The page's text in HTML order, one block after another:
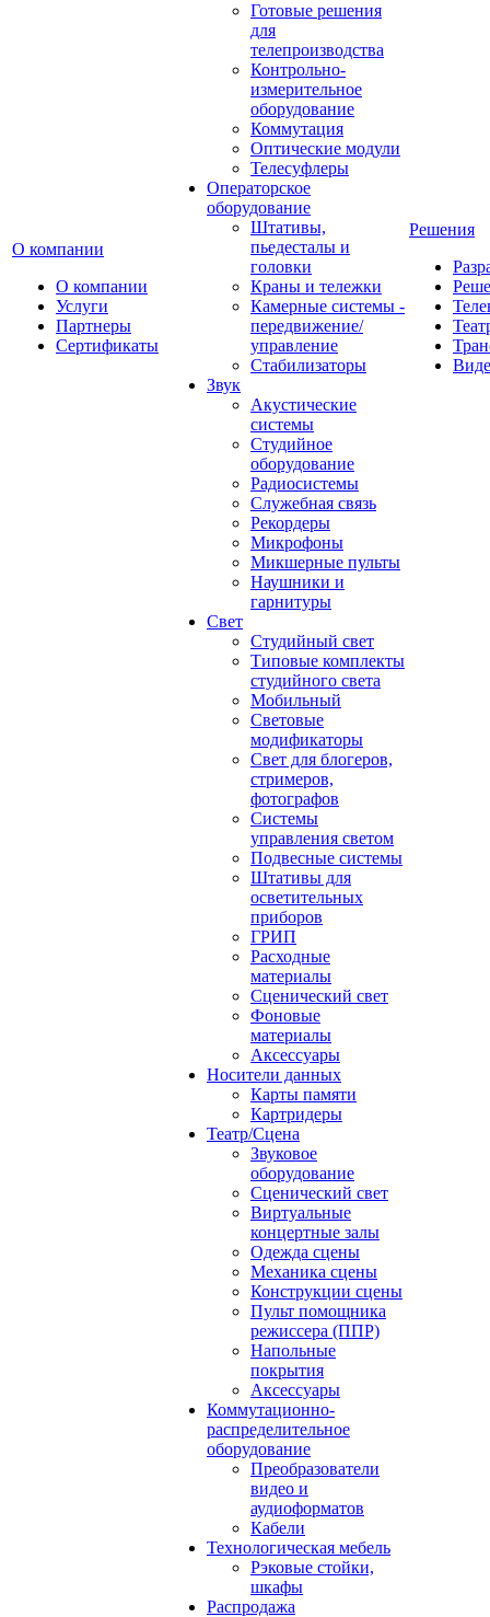
О компании
О компании
Услуги
Партнеры
Сертификаты
Готовые решения
для
телепроизводства
Контрольно-
измерительное
оборудование
Коммутация
Оптические модули
Телесуфлеры
Операторское
оборудование
Штативы,
пьедесталы и
головки
Краны и тележки
Камерные системы -
передвижение/
управление
Стабилизаторы
Звук
Акустические
системы
Студийное
оборудование
Радиосистемы
Служебная связь
Рекордеры
Микрофоны
Микшерные пульты
Наушники и
гарнитуры
Свет
Студийный свет
Типовые комплекты
студийного света
Мобильный
Световые
модификаторы
Свет для блогеров,
стримеров,
фотографов
Системы
управления светом
Подвесные системы
Штативы для
осветительных
приборов
ГРИП
Расходные
материалы
Сценический свет
Фоновые
материалы
Аксессуары
Носители данных
Карты памяти
Картридеры
Театр/Сцена
Звуковое
оборудование
Сценический свет
Виртуальные
концертные залы
Одежда сцены
Механика сцены
Конструкции сцены
Пульт помощника
режиссера (ППР)
Напольные
покрытия
Аксессуары
Коммутационно-
распределительное
оборудование
Преобразователи
видео и
аудиоформатов
Кабели
Технологическая мебель
Рэковые стойки,
шкафы
Распродажа
Решения